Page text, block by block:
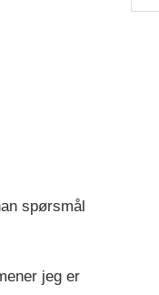
spørsmål
jeg er